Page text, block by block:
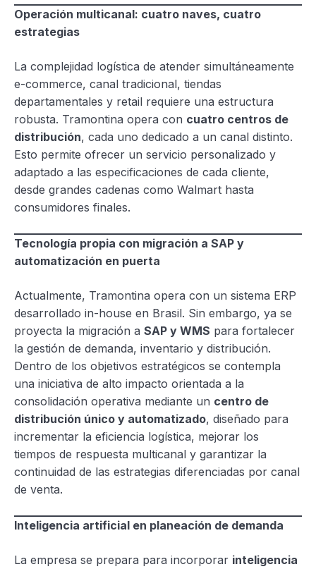
Operación multicanal: cuatro naves, cuatro
estrategias
La complejidad logística de atender simultáneamente
e-commerce, canal tradicional, tiendas
departamentales y retail requiere una estructura
robusta. Tramontina opera con cuatro centros de
distribución, cada uno dedicado a un canal distinto.
Esto permite ofrecer un servicio personalizado y
adaptado a las especificaciones de cada cliente,
desde grandes cadenas como Walmart hasta
consumidores finales.
Tecnología propia con migración a SAP y
automatización en puerta
Actualmente, Tramontina opera con un sistema ERP
desarrollado in-house en Brasil. Sin embargo, ya se
proyecta la migración a SAP y WMS para fortalecer
la gestión de demanda, inventario y distribución.
Dentro de los objetivos estratégicos se contempla
una iniciativa de alto impacto orientada a la
consolidación operativa mediante un centro de
distribución único y automatizado, diseñado para
incrementar la eficiencia logística, mejorar los
tiempos de respuesta multicanal y garantizar la
continuidad de las estrategias diferenciadas por canal
de venta.
Inteligencia artificial en planeación de demanda
La empresa se prepara para incorporar inteligencia